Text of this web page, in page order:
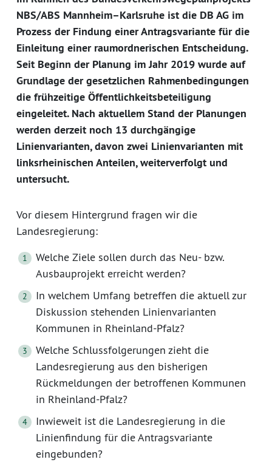
NBS/ABS Mannheim–Karlsruhe ist die DB AG im
Prozess der Findung einer Antragsvariante für die
Einleitung einer raumordnerischen Entscheidung.
Seit Beginn der Planung im Jahr 2019 wurde auf
Grundlage der gesetzlichen Rahmenbedingungen
die frühzeitige Öffentlichkeitsbeteiligung
eingeleitet. Nach aktuellem Stand der Planungen
werden derzeit noch 13 durchgängige
Linienvarianten, davon zwei Linienvarianten mit
linksrheinischen Anteilen, weiterverfolgt und
untersucht.
Vor diesem Hintergrund fragen wir die
Landesregierung:
Welche Ziele sollen durch das Neu- bzw.
Ausbauprojekt erreicht werden?
In welchem Umfang betreffen die aktuell zur
Diskussion stehenden Linienvarianten
Kommunen in Rheinland-Pfalz?
Welche Schlussfolgerungen zieht die
Landesregierung aus den bisherigen
Rückmeldungen der betroffenen Kommunen
in Rheinland-Pfalz?
Inwieweit ist die Landesregierung in die
Linienfindung für die Antragsvariante
eingebunden?